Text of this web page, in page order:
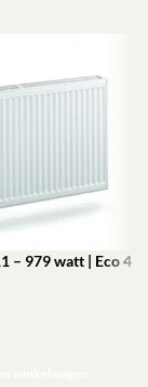
– 979 watt | Eco 4